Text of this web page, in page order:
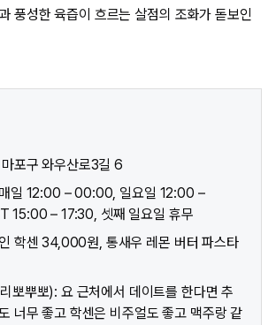
풍성한 육즙이 흐르는 살점의 조화가 돋보인
포구 와우산로3길 6
일 12:00 – 00:00, 일요일 12:00 –
15:00 – 17:30, 셋째 일요일 휴무
학센 34,000원, 통새우 레몬 버터 파스타
뽀뿌뽀): 요 근처에서 데이트를 한다면 추
너무 좋고 학센은 비주얼도 좋고 맥주랑 같